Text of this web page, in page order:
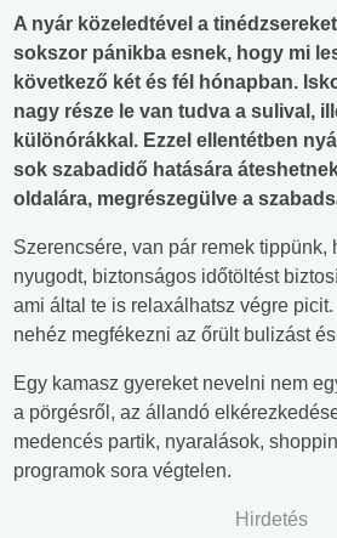
A nyár közeledtével a
sokszor pánikba esnek, hogy mi
következő két és fél hónapban.
nagy része le van tudva a sulival,
különórákkal. Ezzel ellentétben
sok szabadidő hatására
oldalára, megrészegülve a
Szerencsére, van pár remek tippünk,
nyugodt, biztonságos időtöltést
ami által te is relaxálhatsz végre
nehéz megfékezni az őrült bulizást
Egy kamasz gyereket nevelni nem
a pörgésről, az állandó
medencés partik, nyaralások,
programok sora végtelen.
Hirdetés